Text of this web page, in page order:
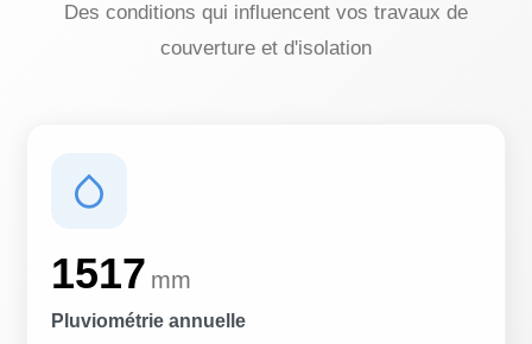
Des conditions qui influencent vos travaux de
couverture et d'isolation
1517 mm
Pluviométrie annuelle